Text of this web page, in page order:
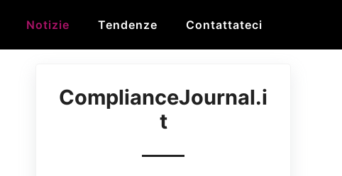
Notizie Tendenze Contattateci
ComplianceJournal.i
t